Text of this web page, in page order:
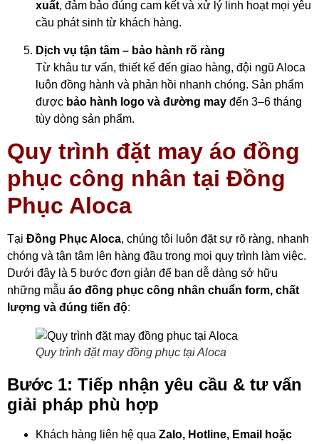
xuất, đảm bảo đúng cam kết và xử lý linh hoạt mọi yêu
cầu phát sinh từ khách hàng.
Dịch vụ tận tâm – bảo hành rõ ràng
Từ khâu tư vấn, thiết kế đến giao hàng, đội ngũ Aloca
luôn đồng hành và phản hồi nhanh chóng. Sản phẩm
được bảo hành logo và đường may đến 3–6 tháng
tùy dòng sản phẩm.
Quy trình đặt may áo đồng
phục công nhân tại Đồng
Phục Aloca
Tại Đồng Phục Aloca, chúng tôi luôn đặt sự rõ ràng, nhanh
chóng và tận tâm lên hàng đầu trong mọi quy trình làm việc.
Dưới đây là 5 bước đơn giản để bạn dễ dàng sở hữu
những mẫu áo đồng phục công nhân chuẩn form, chất
lượng và đúng tiến độ:
Quy trình đặt may đồng phục tại Aloca
Bước 1: Tiếp nhận yêu cầu & tư vấn
giải pháp phù hợp
Khách hàng liên hệ qua Zalo, Hotline, Email hoặc